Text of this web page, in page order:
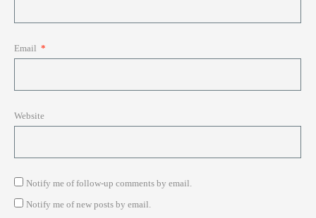
Email *
Website
Notify me of follow-up comments by email.
Notify me of new posts by email.